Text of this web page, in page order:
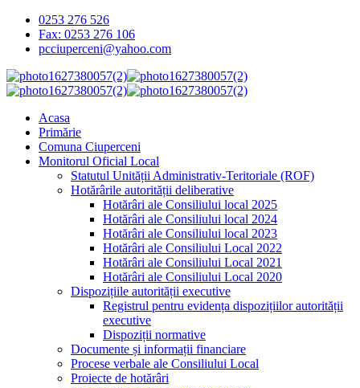
0253 276 526
Fax: 0253 276 106
pcciuperceni@yahoo.com
Acasa
Primărie
Comuna Ciuperceni
Monitorul Oficial Local
Statutul Unității Administrativ-Teritoriale (ROF)
Hotărârile autorității deliberative
Hotărâri ale Consiliului local 2025
Hotărâri ale Consiliului local 2024
Hotărâri ale Consiliului local 2023
Hotărâri ale Consiliului Local 2022
Hotărâri ale Consiliului Local 2021
Hotărâri ale Consiliului Local 2020
Dispozițiile autorității executive
Registrul pentru evidența dispozițiilor autorității
executive
Dispoziții normative
Documente și informații financiare
Procese verbale ale Consiliului Local
Proiecte de hotărâri